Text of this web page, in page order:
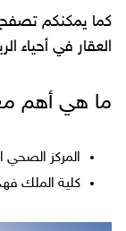
كما يمكنكم
العقار في أحياء
ما هي أهم
المركز الصحي
كلية الملك